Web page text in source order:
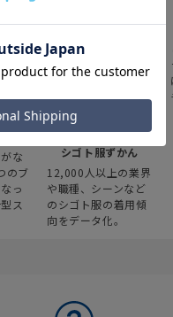
ア
な
のブ
っ
ス
みんなの
シゴト服ずかん
12,000人以上の業界
や職種、シーンなど
のシゴト服の着用傾
向をデータ化。